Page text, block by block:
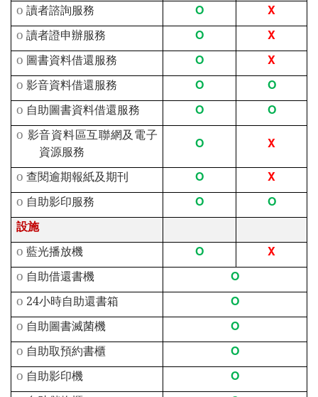
o 讀者諮詢服務 O X
o 讀者證申辦服務 O X
o 圖書資料借還服務 O X
o 影音資料借還服務 O O
o 自助圖書資料借還服務 O O
o 影音資料區互聯網及電子
資源服務
O X
o 查閱逾期報紙及期刊 O X
o 自助影印服務 O O
設施
o 藍光播放機 O X
o 自助借還書機 O
o 24小時自助還書箱 O
o 自助圖書滅菌機 O
o 自助取預約書櫃 O
o 自助影印機 O